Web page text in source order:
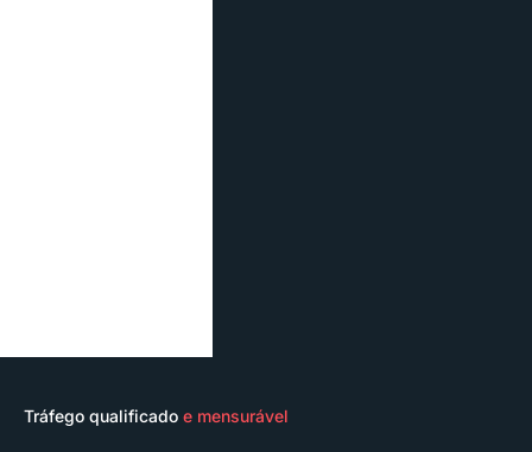
Tráfego qualificado e mensurável